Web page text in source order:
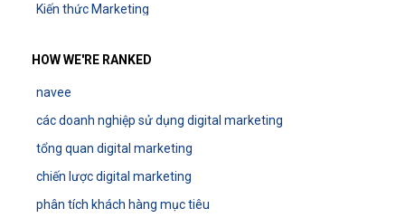
Kiến thức Marketing
HOW WE'RE RANKED
navee
các doanh nghiệp sử dụng digital marketing
tổng quan digital marketing
chiến lược digital marketing
phân tích khách hàng mục tiêu